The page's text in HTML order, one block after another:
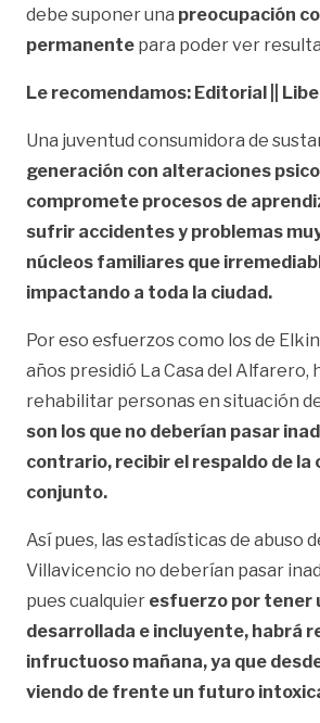
debe suponer una preocupación
permanente para poder ver
Le recomendamos: Editorial ||
Una juventud consumidora de
generación con alteraciones
compromete procesos de
sufrir accidentes y problemas
núcleos familiares que
impactando a toda la ciudad.
Por eso esfuerzos como los de
años presidió La Casa del Alfarero,
rehabilitar personas en situación
son los que no deberían pasar
contrario, recibir el respaldo de la
conjunto.
Así pues, las estadísticas de abuso
Villavicencio no deberían pasar
pues cualquier esfuerzo por tener
desarrollada e incluyente, habrá
infructuoso mañana, ya que
viendo de frente un futuro